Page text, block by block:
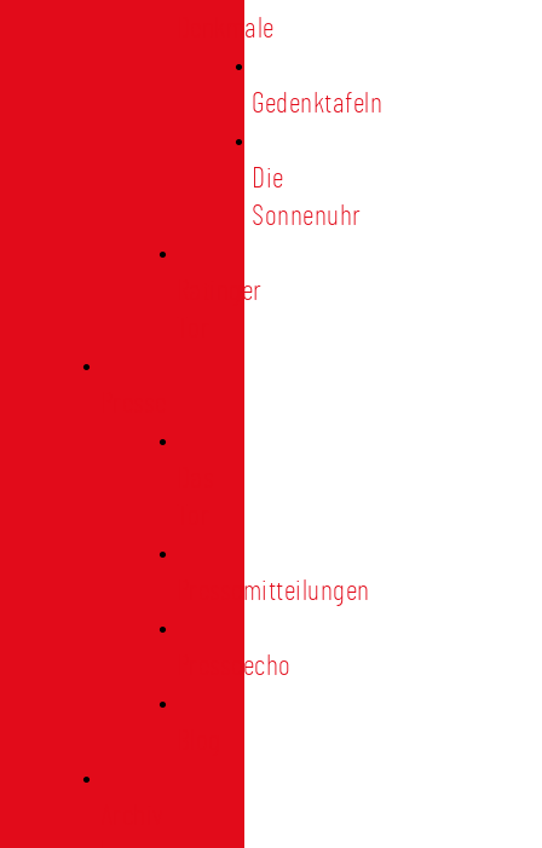
Denkmale
Gedenktafeln
Die
Sonnenuhr
Ratinger
Pressemitteilungen
Presseecho